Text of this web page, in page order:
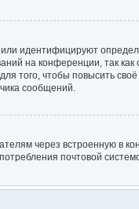
идентифицируют
на конференции, так как
того, чтобы повысить
сообщений.
через встроенную в
почтовой